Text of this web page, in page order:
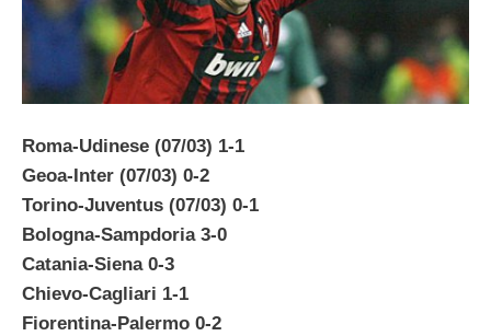
Roma-Udinese (07/03) 1-1
Geoa-Inter (07/03) 0-2
Torino-Juventus (07/03) 0-1
Bologna-Sampdoria 3-0
Catania-Siena 0-3
Chievo-Cagliari 1-1
Fiorentina-Palermo 0-2